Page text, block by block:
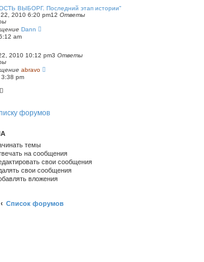
ВЫБОРГ. Последний этап истории"
2010 6:20 pm12 Ответы
Dann
am
2010 10:12 pm3 Ответы
abravo
pm
форумов
темы
на сообщения
свои сообщения
свои сообщения
вложения
Список форумов